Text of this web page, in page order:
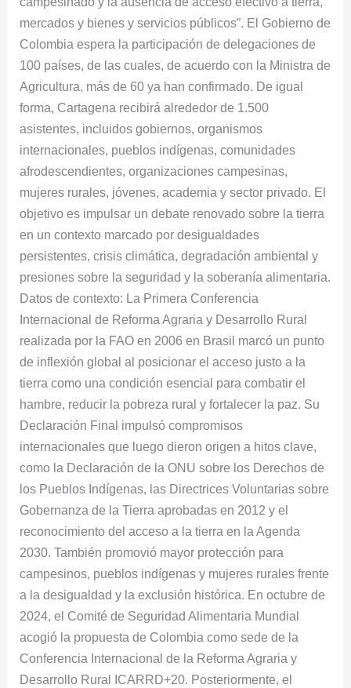
mercados y bienes y servicios públicos”. El Gobierno de
Colombia espera la participación de delegaciones de
100 países, de las cuales, de acuerdo con la Ministra de
Agricultura, más de 60 ya han confirmado. De igual
forma, Cartagena recibirá alrededor de 1.500
asistentes, incluidos gobiernos, organismos
internacionales, pueblos indígenas, comunidades
afrodescendientes, organizaciones campesinas,
mujeres rurales, jóvenes, academia y sector privado. El
objetivo es impulsar un debate renovado sobre la tierra
en un contexto marcado por desigualdades
persistentes, crisis climática, degradación ambiental y
presiones sobre la seguridad y la soberanía alimentaria.
Datos de contexto: La Primera Conferencia
Internacional de Reforma Agraria y Desarrollo Rural
realizada por la FAO en 2006 en Brasil marcó un punto
de inflexión global al posicionar el acceso justo a la
tierra como una condición esencial para combatir el
hambre, reducir la pobreza rural y fortalecer la paz. Su
Declaración Final impulsó compromisos
internacionales que luego dieron origen a hitos clave,
como la Declaración de la ONU sobre los Derechos de
los Pueblos Indígenas, las Directrices Voluntarias sobre
Gobernanza de la Tierra aprobadas en 2012 y el
reconocimiento del acceso a la tierra en la Agenda
2030. También promovió mayor protección para
campesinos, pueblos indígenas y mujeres rurales frente
a la desigualdad y la exclusión histórica. En octubre de
2024, el Comité de Seguridad Alimentaria Mundial
acogió la propuesta de Colombia como sede de la
Conferencia Internacional de la Reforma Agraria y
Desarrollo Rural ICARRD+20. Posteriormente, el